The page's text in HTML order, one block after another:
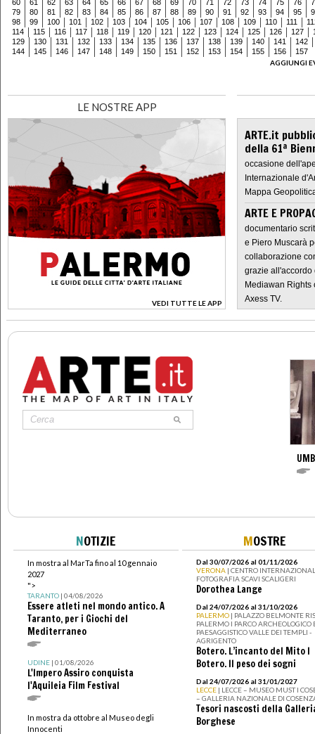
60 61 62 63 64 65 66 67 68 69 70 71 72 73 74 75 76
79
80 81 82 83 84 85 86 87 88 89 90 91 92 93 94 95
98
99 100 101 102 103 104 105 106 107 108 109 110 111
114
115 116 117 118 119 120 121 122 123 124 125 126 127
129
130 131 132 133 134 135 136 137 138 139 140 141
142
144
145 146 147 148 149 150 151 152 153 154 155 156
157
AGGIUNGI
LE NOSTRE APP
VEDI TUTTE LE APP
>
ARTE.it
della 61ª
occasione
Internazionale
Mappa
ARTE E
documentario
e Piero Muscarà
collaborazione
grazie all'accordo
Mediawan Rights
Axess TV.
NOTIZIE
In mostra al MarTa fino al 10 gennaio
2027
">
TARANTO| 04/08/2026
Essere atleti nel mondo antico. A
Taranto, per i Giochi del
Mediterraneo
UDINE| 01/08/2026
L'Impero Assiro conquista
l'Aquileia Film Festival
In mostra da ottobre al Museo degli
Innocenti
MOSTRE
Dal 30/07/2026 al 01/11/2026
VERONA | CENTRO
FOTOGRAFIA SCAVI SCALIGERI
Dorothea Lange
Dal 24/07/2026 al 31/10/2026
PALERMO | PALAZZO BELMONTE
PALERMO I PARCO ARCHEOLOGICO
PAESAGGISTICO VALLE DEI TEMPLI -
AGRIGENTO
Botero. L’incanto del Mito I
Botero. Il peso dei sogni
Dal 24/07/2026 al 31/01/2027
LECCE | LECCE – MUSEO MUST I
– GALLERIA NAZIONALE DI
Tesori nascosti della
Borghese